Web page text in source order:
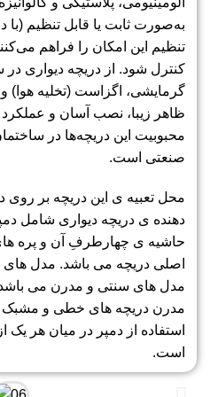
به‌صورت ثابت یا قابل تنظیم (با
تنظیم این امکان را فراهم
کنترل شود. از دریچه دیواری
گرمایشی، اگزاست (تخلیه
ظاهر زیبا، نصب آسان و عملکرد
محبوبیت این دریچه‌ها در
صنعتی است.
محل تعبیه ی این دریچه بر روی
دهنده ی دریچه دیواری شامل
حاشیه ی چهارطرفِ آن و پره
اصلی دریچه می باشد. مدل های
مدل های سنتی و مدرن می
مدرن دریچه های خطی و مشبک
استفاده از دمپر در میان هر یک
است.